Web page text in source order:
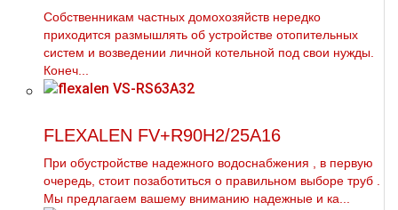
Собственникам частных домохозяйств нередко
приходится размышлять об устройстве отопительных
систем и возведении личной котельной под свои нужды.
Конеч...
FLEXALEN FV+R90H2/25A16
При обустройстве надежного вoдoснабжeния , в первую
очередь, стоит позаботиться о правильном выборе тpуб .
Мы предлагаем вашему вниманию надежные и ка...